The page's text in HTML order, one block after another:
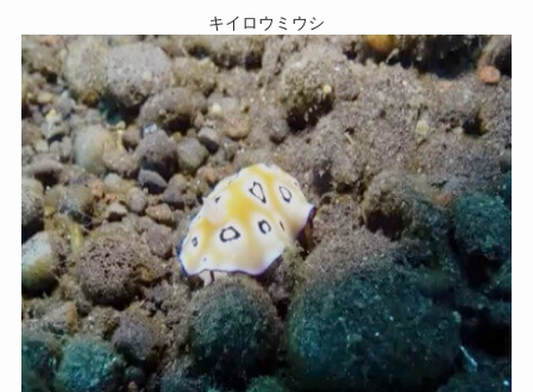
キイロウミウシ